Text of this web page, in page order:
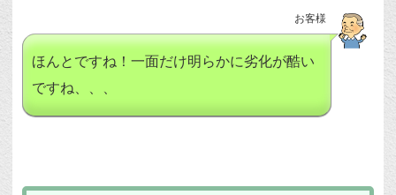
お客様
ほんとですね！一面だけ明らかに劣化が酷い
ですね、、、